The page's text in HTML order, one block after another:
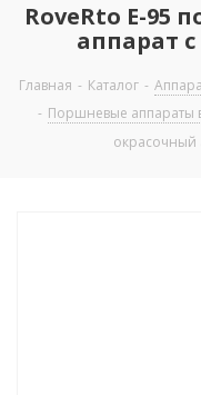
RoveRto E-95
аппарат
Главная - Каталог -
- Поршневые аппараты
окрасочный